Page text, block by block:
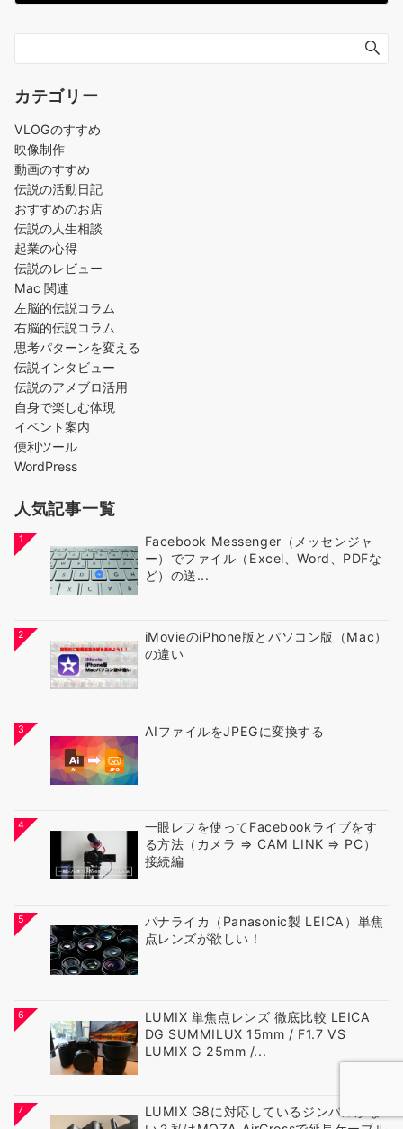
カテゴリー
VLOGのすすめ
映像制作
動画のすすめ
伝説の活動日記
おすすめのお店
伝説の人生相談
起業の心得
伝説のレビュー
Mac 関連
左脳的伝説コラム
右脳的伝説コラム
思考パターンを変える
伝説インタビュー
伝説のアメブロ活用
自身で楽しむ体現
イベント案内
便利ツール
WordPress
人気記事一覧
1
Facebook Messenger（メッセンジャ
ー）でファイル（Excel、Word、PDFな
ど）の送...
2
iMovieのiPhone版とパソコン版（Mac）
の違い
3 AIファイルをJPEGに変換する
4
一眼レフを使ってFacebookライブをす
る方法（カメラ ⇒ CAM LINK ⇒ PC）
接続編
5
パナライカ（Panasonic製 LEICA）単焦
点レンズが欲しい！
6
LUMIX 単焦点レンズ 徹底比較 LEICA
DG SUMMILUX 15mm / F1.7 VS
LUMIX G 25mm /...
7
LUMIX G8に対応しているジンバルがな